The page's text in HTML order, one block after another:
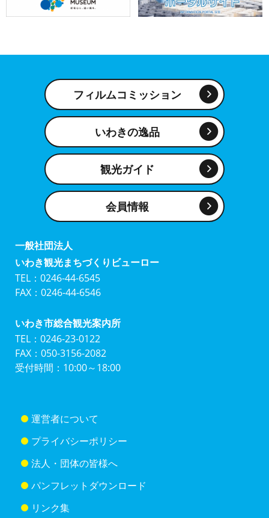
フィルムコミッション
いわきの逸品
観光ガイド
会員情報
一般社団法人
いわき観光まちづくりビューロー
TEL：0246-44-6545
FAX：0246-44-6546
いわき市総合観光案内所
TEL：0246-23-0122
FAX：050-3156-2082
受付時間：10:00～18:00
運営者について
プライバシーポリシー
法人・団体の皆様へ
パンフレットダウンロード
リンク集